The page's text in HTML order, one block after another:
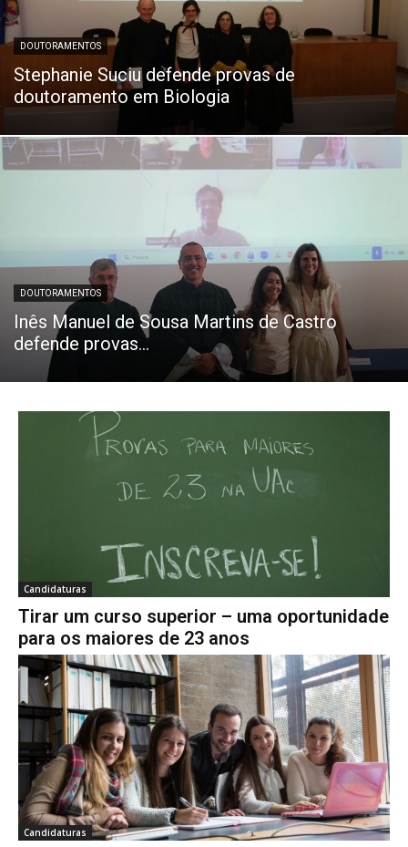
DOUTORAMENTOS
Stephanie Suciu defende provas de
doutoramento em Biologia
DOUTORAMENTOS
Inês Manuel de Sousa Martins de Castro
defende provas...
Candidaturas
Tirar um curso superior – uma oportunidade
para os maiores de 23 anos
Candidaturas